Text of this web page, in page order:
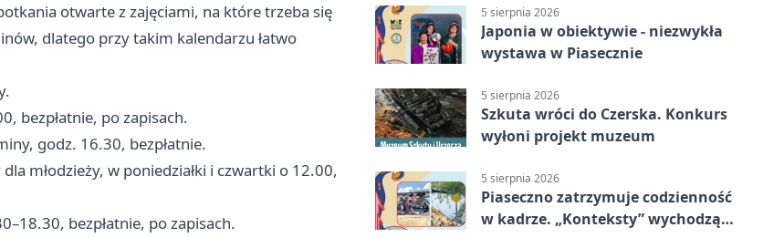
otwarte z zajęciami, na które trzeba się
dlatego przy takim kalendarzu łatwo
bezpłatnie, po zapisach.
godz. 16.30, bezpłatnie.
młodzieży, w poniedziałki i czwartki o 12.00,
bezpłatnie, po zapisach.
5 sierpnia 2026
Japonia w obiektywie - niezwykła
wystawa w Piasecznie
5 sierpnia 2026
Szkuta wróci do Czerska. Konkurs
wyłoni projekt muzeum
5 sierpnia 2026
Piaseczno zatrzymuje codzienność
w kadrze. „Konteksty” wychodzą